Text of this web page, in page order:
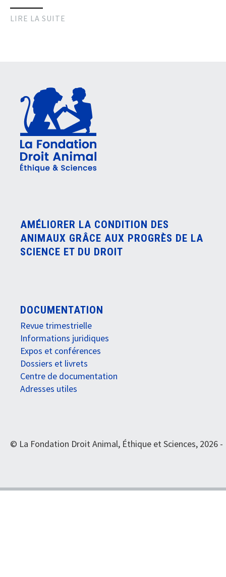
LIRE LA SUITE
AMÉLIORER LA CONDITION DES
ANIMAUX GRÂCE AUX PROGRÈS DE LA
SCIENCE ET DU DROIT
DOCUMENTATION
Revue trimestrielle
Informations juridiques
Expos et conférences
Dossiers et livrets
Centre de documentation
Adresses utiles
© La Fondation Droit Animal, Éthique et Sciences, 2026 -